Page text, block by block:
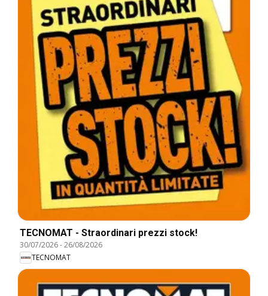
TECNOMAT - Straordinari prezzi stock!
30/07/2026-26/08/2026
TECNOMAT